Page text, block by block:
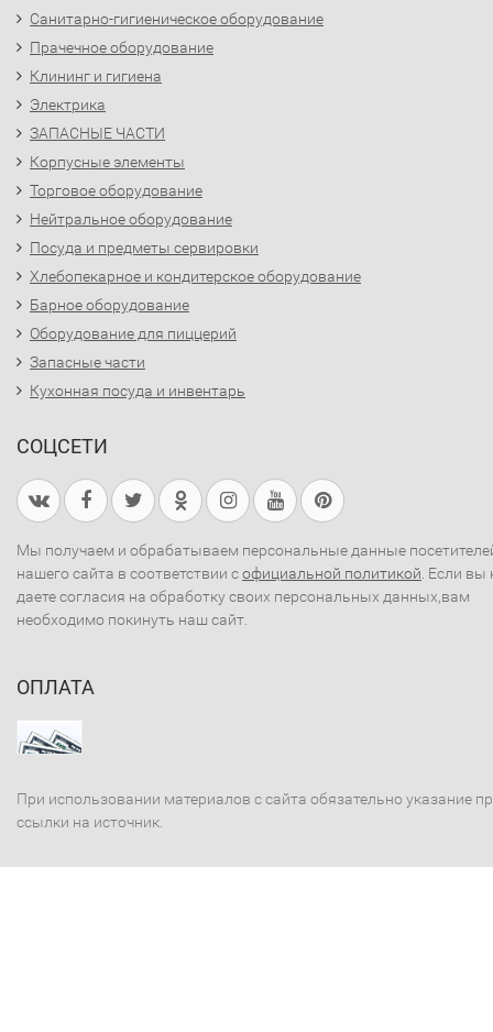
Санитарно-гигиеническое оборудование
Прачечное оборудование
Клининг и гигиена
Электрика
ЗАПАСНЫЕ ЧАСТИ
Корпусные элементы
Торговое оборудование
Нейтральное оборудование
Посуда и предметы сервировки
Хлебопекарное и кондитерское оборудование
Барное оборудование
Оборудование для пиццерий
Запасные части
Кухонная посуда и инвентарь
СОЦСЕТИ
Мы получаем и обрабатываем персональные данные
нашего сайта в соответствии софициальной политикой . Если вы
даете согласия на обработку своих персональных данных,вам
необходимо покинуть наш сайт.
ОПЛАТА
При использовании материалов с сайта обязательно указание
ссылки на источник.